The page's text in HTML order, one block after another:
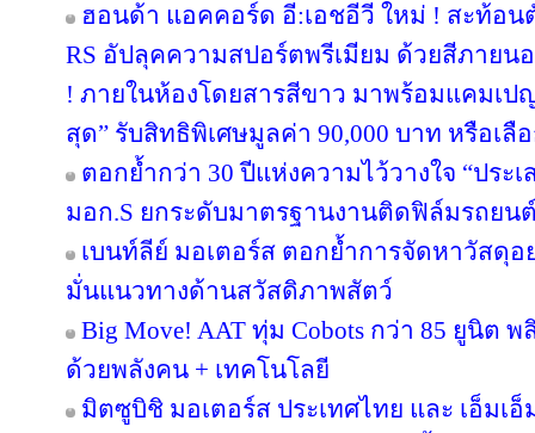
ฮอนด้า แอคคอร์ด อี:เอชอีวี ใหม่ ! สะท้อน
RS อัปลุคความสปอร์ตพรีเมียม ด้วยสีภายน
! ภายในห้องโดยสารสีขาว มาพร้อมแคมเป
สุด” รับสิทธิพิเศษมูลค่า 90,000 บาท หรือเลื
ตอกย้ำกว่า 30 ปีแห่งความไว้วางใจ “ประ
มอก.S ยกระดับมาตรฐานงานติดฟิล์มรถยน
เบนท์ลีย์ มอเตอร์ส ตอกย้ำการจัดหาวัสดุ
มั่นแนวทางด้านสวัสดิภาพสัตว์
Big Move! AAT ทุ่ม Cobots กว่า 85 ยูนิต พ
ด้วยพลังคน + เทคโนโลยี
มิตซูบิชิ มอเตอร์ส ประเทศไทย และ เอ็มเ